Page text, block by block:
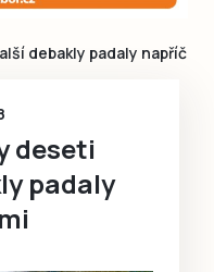
debakly padaly napříč
deseti
padaly